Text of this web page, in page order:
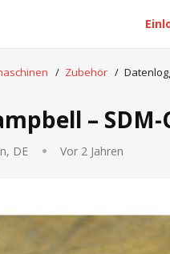
/ Zubehör /
– SDM-
DE Vor 2 Jahren